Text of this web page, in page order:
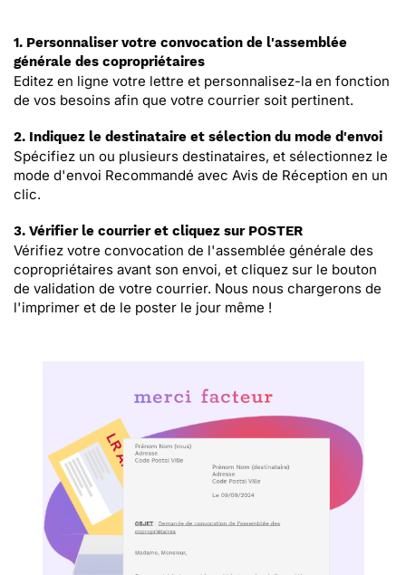
1. Personnaliser votre convocation de l'assemblée
générale des copropriétaires
Editez en ligne votre lettre et personnalisez-la en fonction
de vos besoins afin que votre courrier soit pertinent.
2. Indiquez le destinataire et sélection du mode d'envoi
Spécifiez un ou plusieurs destinataires, et sélectionnez le
mode d'envoi Recommandé avec Avis de Réception en un
clic.
3. Vérifier le courrier et cliquez sur POSTER
Vérifiez votre convocation de l'assemblée générale des
copropriétaires avant son envoi, et cliquez sur le bouton
de validation de votre courrier. Nous nous chargerons de
l'imprimer et de le poster le jour même !